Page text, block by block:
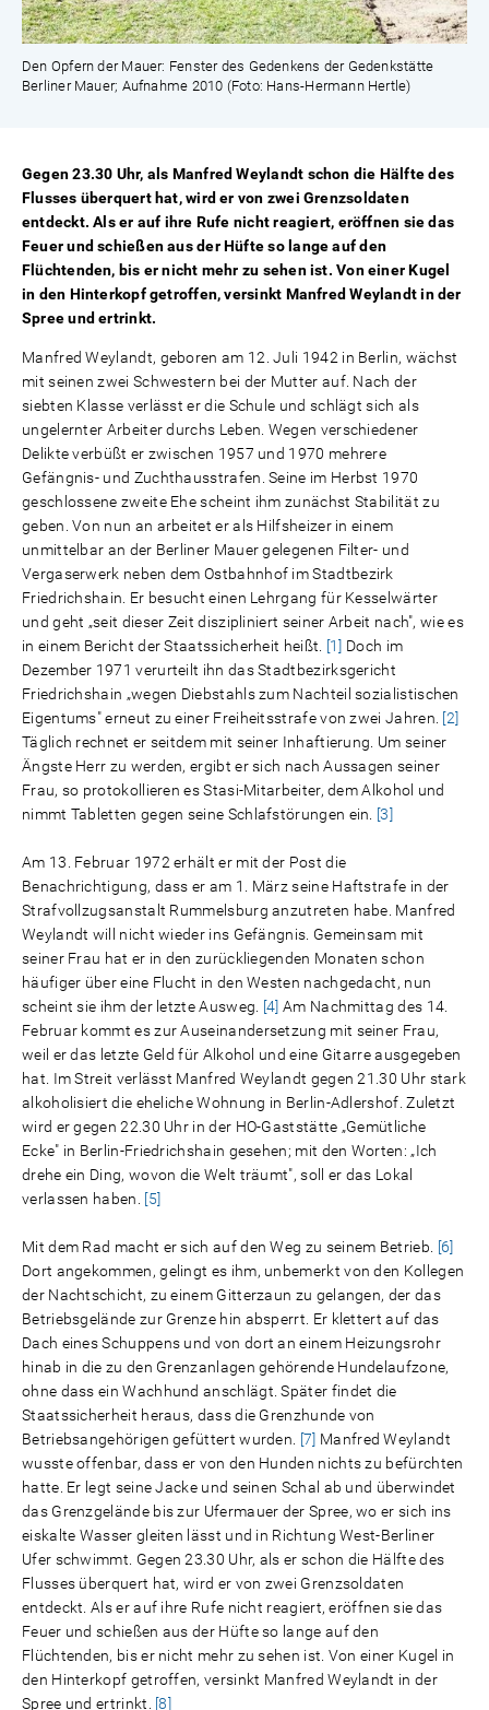
Den Opfern der Mauer: Fenster des Gedenkens der Gedenkstätte
Berliner Mauer; Aufnahme 2010 (Foto: Hans-Hermann Hertle)
Gegen 23.30 Uhr, als Manfred Weylandt schon die Hälfte des
Flusses überquert hat, wird er von zwei Grenzsoldaten
entdeckt. Als er auf ihre Rufe nicht reagiert, eröffnen sie das
Feuer und schießen aus der Hüfte so lange auf den
Flüchtenden, bis er nicht mehr zu sehen ist. Von einer Kugel
in den Hinterkopf getroffen, versinkt Manfred Weylandt in der
Spree und ertrinkt.
Manfred Weylandt, geboren am 12. Juli 1942 in Berlin, wächst
mit seinen zwei Schwestern bei der Mutter auf. Nach der
siebten Klasse verlässt er die Schule und schlägt sich als
ungelernter Arbeiter durchs Leben. Wegen verschiedener
Delikte verbüßt er zwischen 1957 und 1970 mehrere
Gefängnis- und Zuchthausstrafen. Seine im Herbst 1970
geschlossene zweite Ehe scheint ihm zunächst Stabilität zu
geben. Von nun an arbeitet er als Hilfsheizer in einem
unmittelbar an der Berliner Mauer gelegenen Filter- und
Vergaserwerk neben dem Ostbahnhof im Stadtbezirk
Friedrichshain. Er besucht einen Lehrgang für Kesselwärter
und geht „seit dieser Zeit diszipliniert seiner Arbeit nach", wie es
in einem Bericht der Staatssicherheit heißt. [1] Doch im
Dezember 1971 verurteilt ihn das Stadtbezirksgericht
Friedrichshain „wegen Diebstahls zum Nachteil sozialistischen
Eigentums" erneut zu einer Freiheitsstrafe von zwei Jahren. [2]
Täglich rechnet er seitdem mit seiner Inhaftierung. Um seiner
Ängste Herr zu werden, ergibt er sich nach Aussagen seiner
Frau, so protokollieren es Stasi-Mitarbeiter, dem Alkohol und
nimmt Tabletten gegen seine Schlafstörungen ein. [3]
Am 13. Februar 1972 erhält er mit der Post die
Benachrichtigung, dass er am 1. März seine Haftstrafe in der
Strafvollzugsanstalt Rummelsburg anzutreten habe. Manfred
Weylandt will nicht wieder ins Gefängnis. Gemeinsam mit
seiner Frau hat er in den zurückliegenden Monaten schon
häufiger über eine Flucht in den Westen nachgedacht, nun
scheint sie ihm der letzte Ausweg. [4] Am Nachmittag des 14.
Februar kommt es zur Auseinandersetzung mit seiner Frau,
weil er das letzte Geld für Alkohol und eine Gitarre ausgegeben
hat. Im Streit verlässt Manfred Weylandt gegen 21.30 Uhr stark
alkoholisiert die eheliche Wohnung in Berlin-Adlershof. Zuletzt
wird er gegen 22.30 Uhr in der HO-Gaststätte „Gemütliche
Ecke" in Berlin-Friedrichshain gesehen; mit den Worten: „Ich
drehe ein Ding, wovon die Welt träumt", soll er das Lokal
verlassen haben. [5]
Mit dem Rad macht er sich auf den Weg zu seinem Betrieb. [6]
Dort angekommen, gelingt es ihm, unbemerkt von den Kollegen
der Nachtschicht, zu einem Gitterzaun zu gelangen, der das
Betriebsgelände zur Grenze hin absperrt. Er klettert auf das
Dach eines Schuppens und von dort an einem Heizungsrohr
hinab in die zu den Grenzanlagen gehörende Hundelaufzone,
ohne dass ein Wachhund anschlägt. Später findet die
Staatssicherheit heraus, dass die Grenzhunde von
Betriebsangehörigen gefüttert wurden. [7] Manfred Weylandt
wusste offenbar, dass er von den Hunden nichts zu befürchten
hatte. Er legt seine Jacke und seinen Schal ab und überwindet
das Grenzgelände bis zur Ufermauer der Spree, wo er sich ins
eiskalte Wasser gleiten lässt und in Richtung West-Berliner
Ufer schwimmt. Gegen 23.30 Uhr, als er schon die Hälfte des
Flusses überquert hat, wird er von zwei Grenzsoldaten
entdeckt. Als er auf ihre Rufe nicht reagiert, eröffnen sie das
Feuer und schießen aus der Hüfte so lange auf den
Flüchtenden, bis er nicht mehr zu sehen ist. Von einer Kugel in
den Hinterkopf getroffen, versinkt Manfred Weylandt in der
Spree und ertrinkt. [8]